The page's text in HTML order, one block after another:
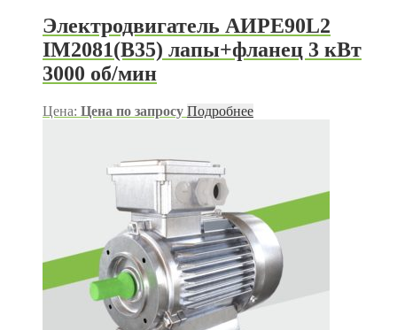
Электродвигатель АИРЕ90L2
IM2081(B35) лапы+фланец 3 кВт
3000 об/мин
Цена: Цена по запросу Подробнее